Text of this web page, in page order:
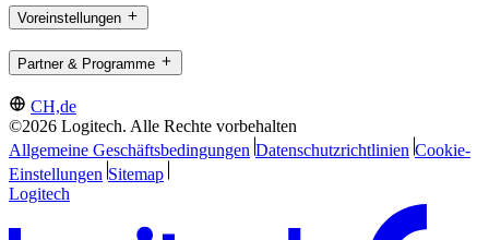
Voreinstellungen
Partner & Programme
CH,de
©2026 Logitech. Alle Rechte vorbehalten
Allgemeine Geschäftsbedingungen Datenschutzrichtlinien Cookie-
Einstellungen Sitemap
Logitech